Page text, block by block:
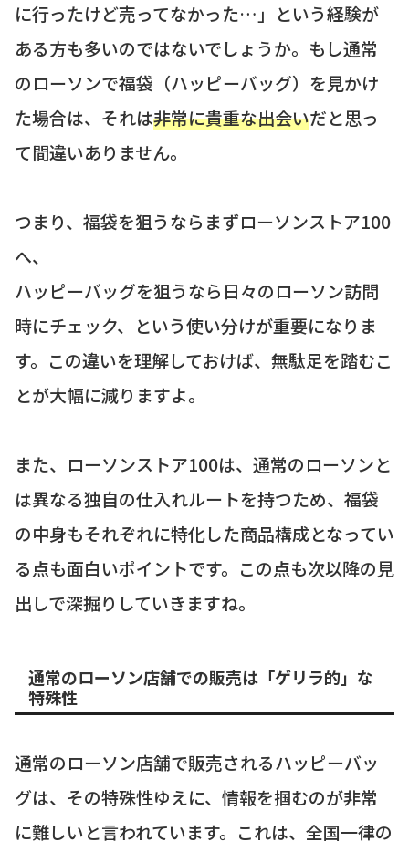
に行ったけど売ってなかった…」という経験が
ある方も多いのではないでしょうか。もし通常
のローソンで福袋（ハッピーバッグ）を見かけ
た場合は、それは非常に貴重な出会いだと思っ
て間違いありません。
つまり、福袋を狙うならまずローソンストア100
へ、
ハッピーバッグを狙うなら日々のローソン訪問
時にチェック、という使い分けが重要になりま
す。この違いを理解しておけば、無駄足を踏むこ
とが大幅に減りますよ。
また、ローソンストア100は、通常のローソンと
は異なる独自の仕入れルートを持つため、福袋
の中身もそれぞれに特化した商品構成となってい
る点も面白いポイントです。この点も次以降の見
出しで深掘りしていきますね。
通常のローソン店舗での販売は「ゲリラ的」な
特殊性
通常のローソン店舗で販売されるハッピーバッ
グは、その特殊性ゆえに、情報を掴むのが非常
に難しいと言われています。これは、全国一律の